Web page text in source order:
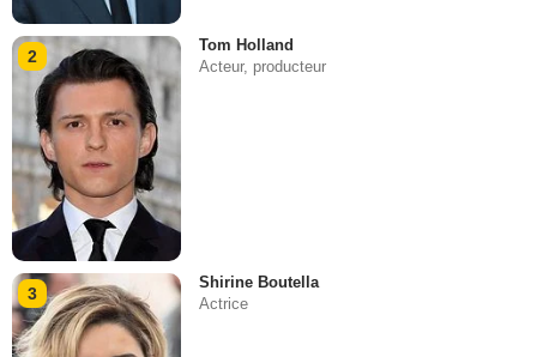
2
Tom Holland
Acteur, producteur
3
Shirine Boutella
Actrice